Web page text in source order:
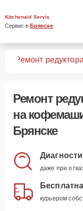
Kitchenaid Servis
Сервис в Брянске
Ремонт
Ремонт
на
Брянске
даже при
курьером